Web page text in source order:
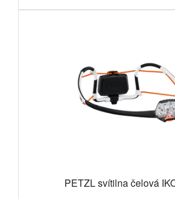
PETZL svítilna čelová